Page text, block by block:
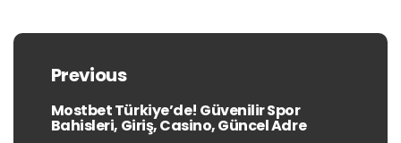
Navigasi
posPrevious
Previous
post:
Mostbet Türkiye’de! Güvenilir Spor
Bahisleri, Giriş, Casino, Güncel Adre